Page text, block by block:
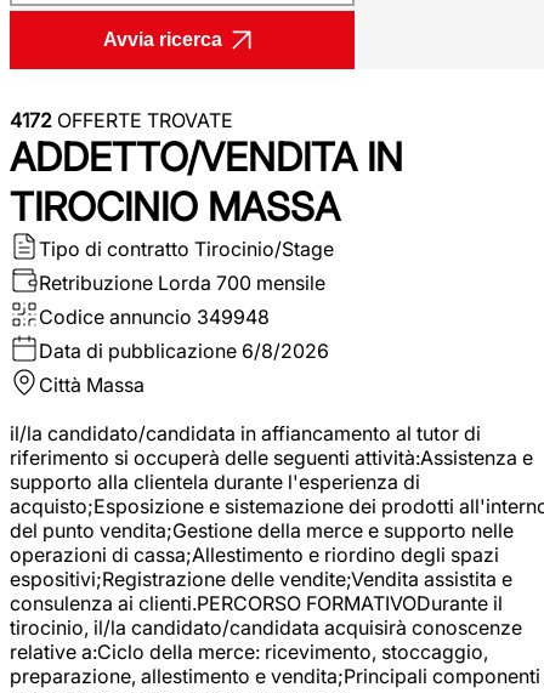
Avvia ricerca
4172 OFFERTE TROVATE
ADDETTO/VENDITA IN
TIROCINIO MASSA
Tipo di contratto Tirocinio/Stage
Retribuzione Lorda 700 mensile
Codice annuncio 349948
Data di pubblicazione 6/8/2026
Città Massa
il/la candidato/candidata in affiancamento al tutor di
riferimento si occuperà delle seguenti attività:Assistenza e
supporto alla clientela durante l'esperienza di
acquisto;Esposizione e sistemazione dei prodotti
del punto vendita;Gestione della merce e supporto nelle
operazioni di cassa;Allestimento e riordino degli spazi
espositivi;Registrazione delle vendite;Vendita assistita e
consulenza ai clienti.PERCORSO FORMATIVODurante il
tirocinio, il/la candidato/candidata acquisirà conoscenze
relative a:Ciclo della merce: ricevimento, stoccaggio,
preparazione, allestimento e vendita;Principali componenti